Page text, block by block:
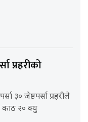
प्रहरीको
३० जेष्ठपर्सा प्रहरीले
२० क्यु